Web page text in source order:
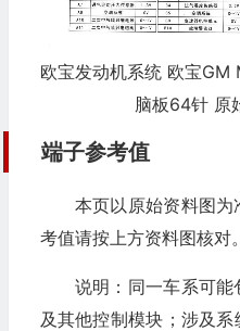
欧宝发动机系统 欧宝
脑板64针 原
端子参考值
本页以原始资料图
考值请按上方资料图核对。
说明：同一车系可
及其他控制模块；涉及